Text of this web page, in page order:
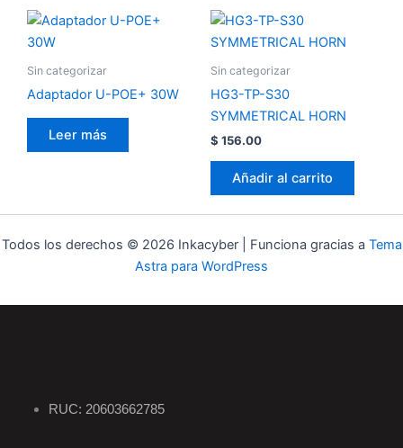
Sin categorizar
Adaptador U-POE+ 30W
Leer más
Sin categorizar
HG3-TP-S30
SYMMETRICAL HORN
$ 156.00
Añadir al carrito
Todos los derechos © 2026 Inkacyber | Funciona gracias a Tema
Astra para WordPress
RUC: 20603662785